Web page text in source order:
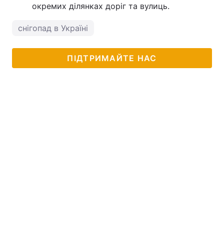
окремих ділянках доріг та вулиць.
снігопад в Україні
ПІДТРИМАЙТЕ НАС